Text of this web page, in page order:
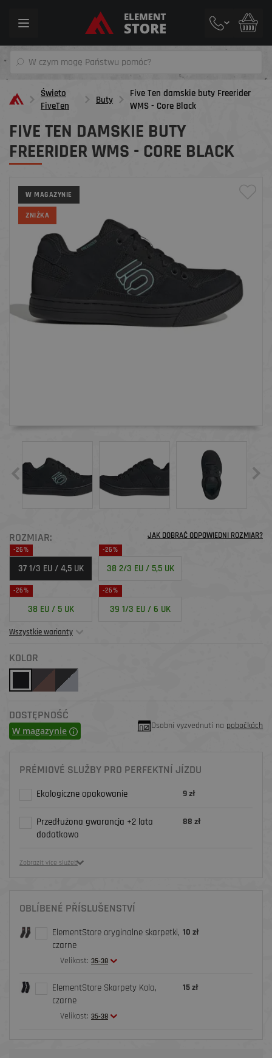
Toggle
Święto
FiveTen
Buty
Five Ten damskie buty Freerider
WMS - Core Black
FIVE TEN DAMSKIE BUTY
FREERIDER WMS - CORE BLACK
W MAGAZYNIE
ZNIŻKA
ROZMIAR: JAK DOBRAĆ ODPOWIEDNI ROZMIAR?
-26%
37 1/3 EU / 4,5 UK
-26%
38 2/3 EU / 5,5 UK
-26%
38 EU / 5 UK
-26%
39 1/3 EU / 6 UK
Wszystkie warianty
KOLOR
DOSTĘPNOŚĆ
W magazynie Osobní vyzvednutí na pobočkách
PRÉMIOVÉ SLUŽBY PRO PERFEKTNÍ JÍZDU
Ekologiczne opakowanie 9 zł
Przedłużona gwarancja +2 lata
dodatkowo
88 zł
Zobrazit více služeb
OBLÍBENÉ PŘÍSLUŠENSTVÍ
ElementStore oryginalne skarpetki,
czarne
Velikost: 35-38
10 zł
ElementStore Skarpety Kola,
czarne
Velikost: 35-38
15 zł